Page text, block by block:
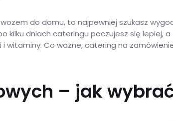
do domu, to najpewniej szukasz
kilku dniach cateringu poczujesz się lepiej,
i witaminy. Co ważne, catering na
– jak